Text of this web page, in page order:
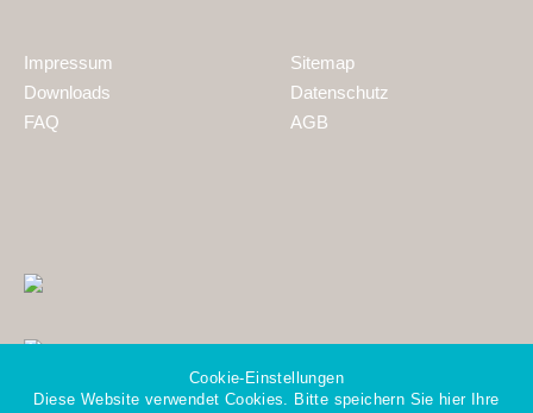
Cookie-Einstellungen
Diese Website verwendet Cookies. Bitte speichern Sie hier Ihre
Impressum
Downloads
FAQ
Sitemap
Datenschutz
AGB